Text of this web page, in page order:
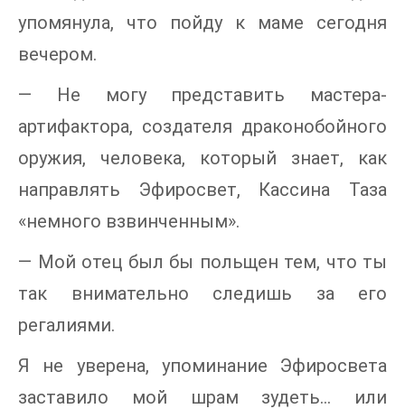
упомянула, что пойду к маме сегодня
вечером.
— Не могу представить мастера-
артифактора, создателя драконобойного
оружия, человека, который знает, как
направлять Эфиросвет, Кассина Таза
«немного взвинченным».
— Мой отец был бы польщен тем, что ты
так внимательно следишь за его
регалиями.
Я не уверена, упоминание Эфиросвета
заставило мой шрам зудеть… или